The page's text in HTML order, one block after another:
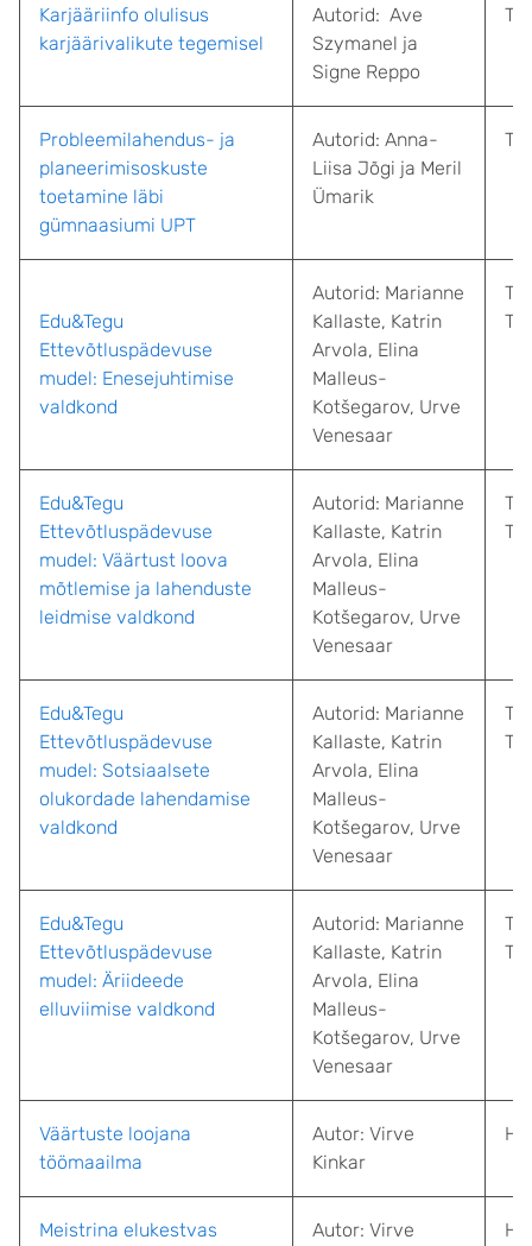
Karjääriinfo olulisus
karjäärivalikute tegemisel
Autorid: Ave
Szymanel ja
Signe Reppo
Probleemilahendus- ja
planeerimisoskuste
toetamine läbi
gümnaasiumi UPT
Autorid: Anna-
Liisa Jõgi ja Meril
Ümarik
Edu&Tegu
Ettevõtluspädevuse
mudel: Enesejuhtimise
valdkond
Autorid: Marianne
Kallaste, Katrin
Arvola, Elina
Malleus-
Kotšegarov, Urve
Venesaar
Edu&Tegu
Ettevõtluspädevuse
mudel: Väärtust loova
mõtlemise ja lahenduste
leidmise valdkond
Autorid: Marianne
Kallaste, Katrin
Arvola, Elina
Malleus-
Kotšegarov, Urve
Venesaar
Edu&Tegu
Ettevõtluspädevuse
mudel: Sotsiaalsete
olukordade lahendamise
valdkond
Autorid: Marianne
Kallaste, Katrin
Arvola, Elina
Malleus-
Kotšegarov, Urve
Venesaar
Edu&Tegu
Ettevõtluspädevuse
mudel: Äriideede
elluviimise valdkond
Autorid: Marianne
Kallaste, Katrin
Arvola, Elina
Malleus-
Kotšegarov, Urve
Venesaar
Väärtuste loojana
töömaailma
Autor: Virve
Kinkar
Meistrina elukestvas
Autor: Virve